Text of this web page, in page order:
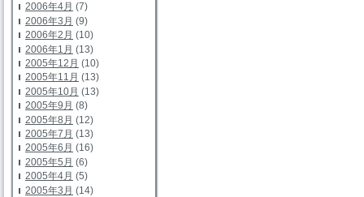
2006年4月 (7)
2006年3月 (9)
2006年2月 (10)
2006年1月 (13)
2005年12月 (10)
2005年11月 (13)
2005年10月 (13)
2005年9月 (8)
2005年8月 (12)
2005年7月 (13)
2005年6月 (16)
2005年5月 (6)
2005年4月 (5)
2005年3月 (14)